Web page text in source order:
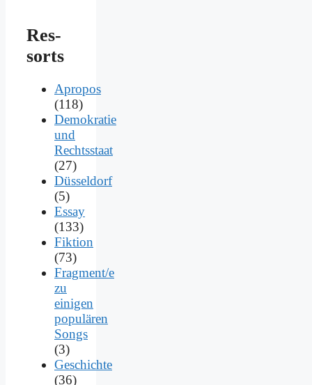
Res­
sorts
Apropos
(118)
Demokratie
und
Rechtsstaat
(27)
Düsseldorf
(5)
Essay
(133)
Fiktion
(73)
Fragment/e
zu
einigen
populären
Songs
(3)
Geschichte
(36)